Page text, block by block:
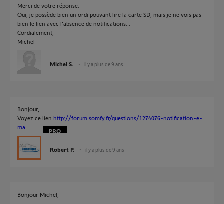
Merci de votre réponse.
Oui, je possède bien un ordi pouvant lire la carte SD, mais je ne vois pas
bien le lien avec l'absence de notifications...
Cordialement,
Michel
Michel S. il y a plus de 9 ans
Bonjour,
Voyez ce lien http://forum.somfy.fr/questions/1274076-notification-e-
ma...
Robert P. il y a plus de 9 ans
Bonjour Michel,